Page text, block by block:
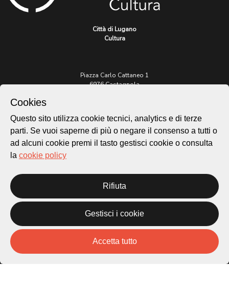
Città di Lugano
Cultura
Piazza Carlo Cattaneo 1
6976 Castagnola
Per informazioni:
patrimonio@lugano.ch
t. +41 58 866 68 50
Privacy Policy
Credits
Homepage
Temi
Cookies
Questo sito utilizza cookie tecnici, analytics e di terze
parti. Se vuoi saperne di più o negare il consenso a tutti o
ad alcuni cookie premi il tasto gestisci cookie o consulta
la cookie policy
Rifiuta
Gestisci i cookie
Accetta tutto